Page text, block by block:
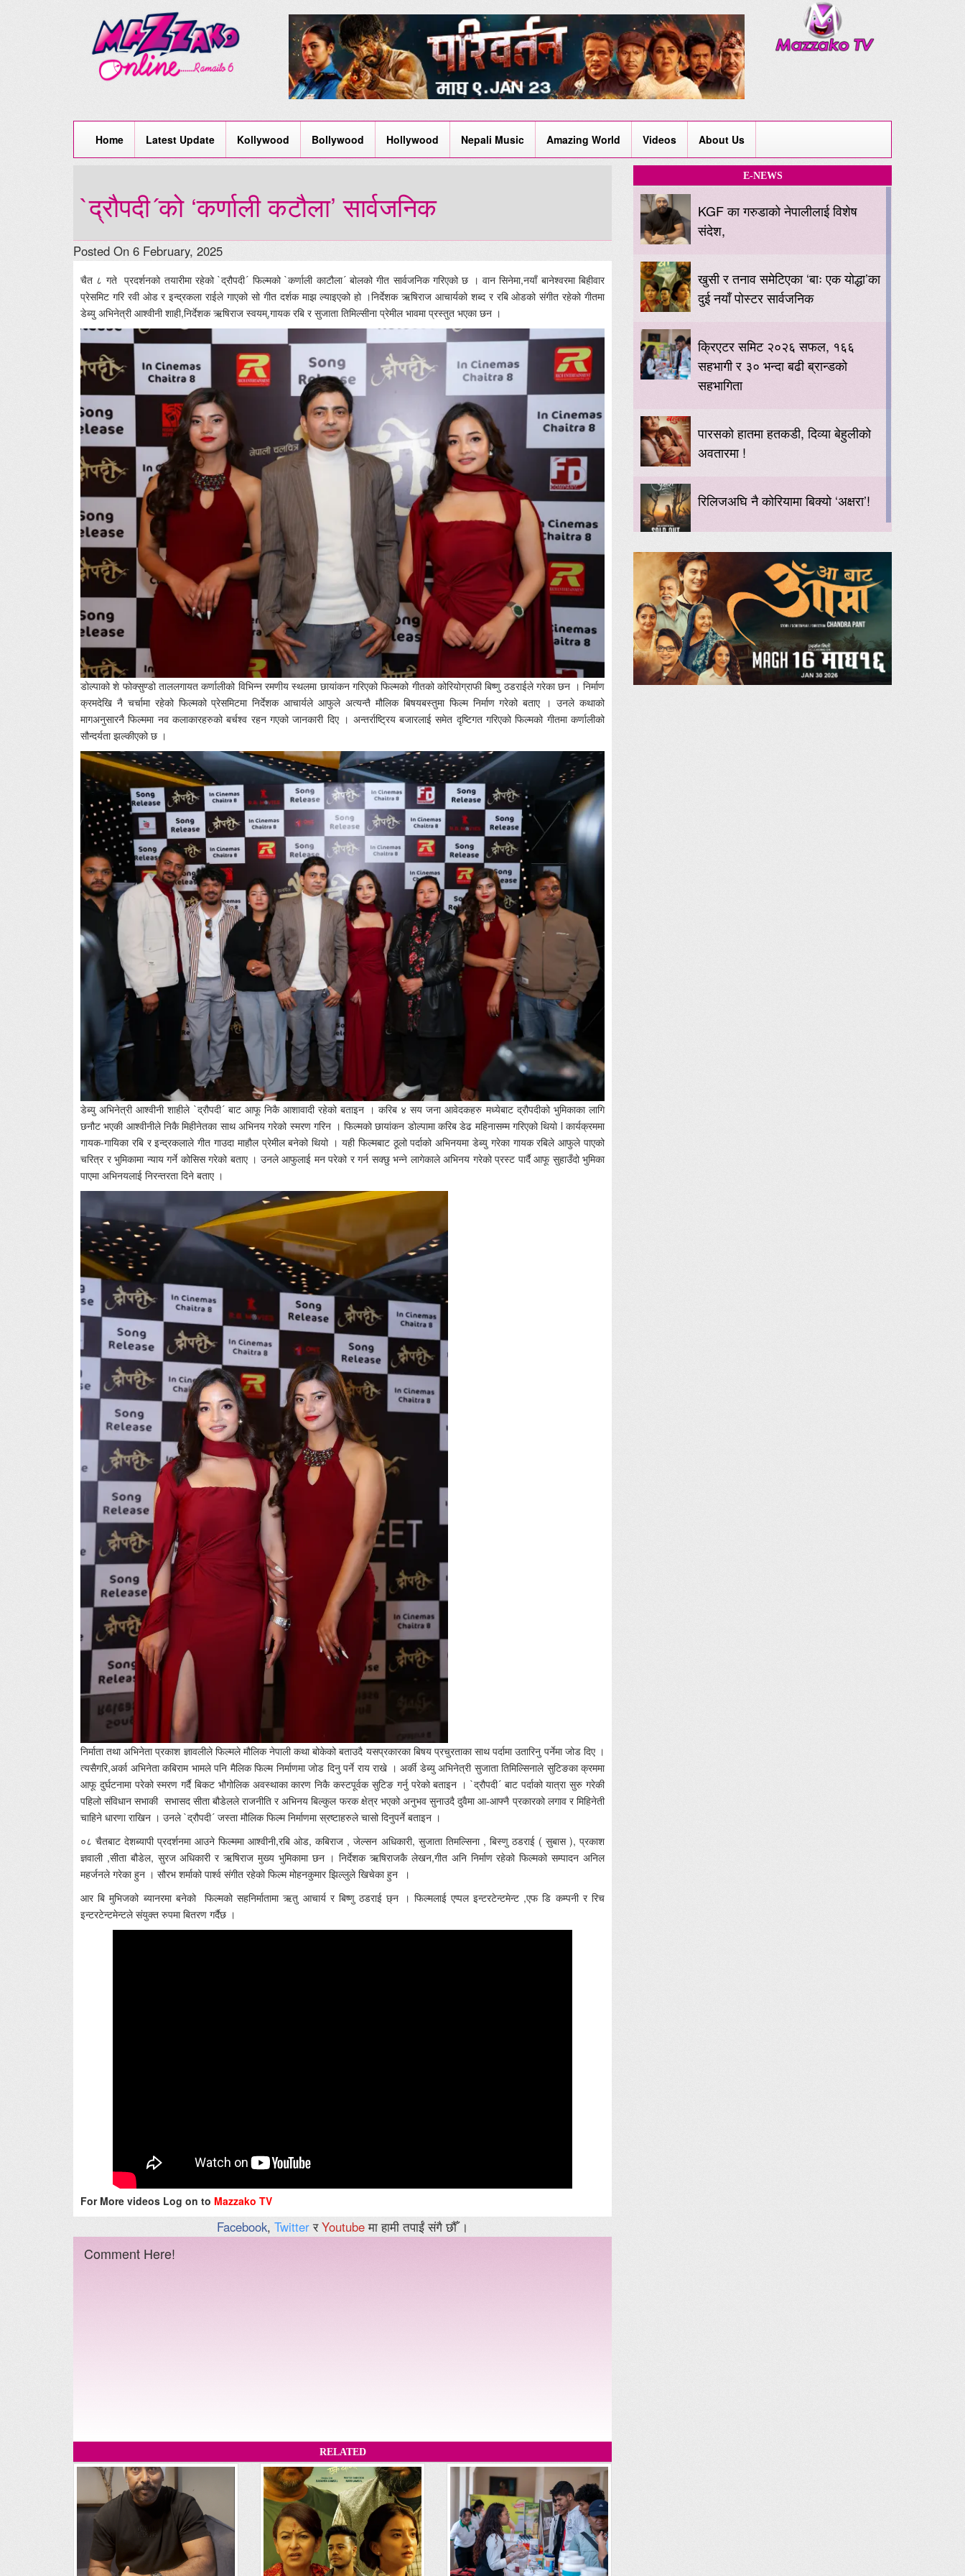
Home Latest Update Kollywood Bollywood Hollywood Nepali Music Amazing World Videos About Us
`द्रौपदी´को ‘कर्णाली कटौला’ सार्वजनिक
Posted On 6 February, 2025
चैत ८ गते प्रदर्शनको तयारीमा रहेको `द्रौपदी´ फिल्मको `कर्णाली काटौला´ बोलको गीत सार्वजनिक गरिएको छ । वान सिनेमा,नयाँ बानेश्वरमा बिहीवार
प्रेसमिट गरि रवी ओड र इन्द्रकला राईले गाएको सो गीत दर्शक माझ ल्याइएको हो ।निर्देशक ऋषिराज आचार्यको शब्द र रबि ओडको संगीत रहेको गीतमा
डेब्यु अभिनेत्री आश्वीनी शाही,निर्देशक ऋषिराज स्वयम्,गायक रबि र सुजाता तिमिल्सीना प्रेमील भावमा प्रस्तुत भएका छन ।
डोल्पाको शे फोक्सुण्डो ताललगायत कर्णालीको विभिन्न रमणीय स्थलमा छायांकन गरिएको फिल्मको गीतको कोरियोग्राफी बिष्णु ठडराईले गरेका छन । निर्माण
क्रमदेखि नै चर्चामा रहेको फिल्मको प्रेसमिटमा निर्देशक आचार्यले आफुले अत्यन्तै मौलिक बिषयबस्तुमा फिल्म निर्माण गरेको बताए । उनले कथाको
मागअनुसारनै फिल्ममा नव कलाकारहरुको बर्चश्व रहन गएको जानकारी दिए । अन्तर्राष्ट्रिय बजारलाई समेत दृष्टिगत गरिएको फिल्मको गीतमा कर्णालीको
सौन्दर्यता झल्कीएको छ ।
डेब्यु अभिनेत्री आश्वीनी शाहीले `द्रौपदी´ बाट आफू निकै आशावादी रहेको बताइन । करिब ४ सय जना आवेदकहरु मध्येबाट द्रौपदीको भुमिकाका लागि
छनौट भएकी आश्वीनीले निकै मिहीनेतका साथ अभिनय गरेको स्मरण गरिन । फिल्मको छायांकन डोल्पामा करिब डेढ महिनासम्म गरिएको थियो l कार्यक्रममा
गायक-गायिका रबि र इन्द्रकलाले गीत गाउदा माहौल प्रेमील बनेको थियो । यही फिल्मबाट ठूलो पर्दाको अभिनयमा डेब्यु गरेका गायक रबिले आफुले पाएको
चरित्र र भुमिकामा न्याय गर्ने कोसिस गरेको बताए । उनले आफुलाई मन परेको र गर्न सक्छु भन्ने लागेकाले अभिनय गरेको प्रस्ट पार्दै आफू सुहाउँदो भुमिका
पाएमा अभिनयलाई निरन्तरता दिने बताए ।
निर्माता तथा अभिनेता प्रकाश ज्ञावलीले फिल्मले मौलिक नेपाली कथा बोकेको बताउदै यसप्रकारका बिषय प्रचुरताका साथ पर्दामा उतारिनु पर्नेमा जोड दिए ।
त्यसैगरि,अर्का अभिनेता कबिराम भामले पनि मैलिक फिल्म निर्माणमा जोड दिनु पर्ने राय राखे । अर्की डेब्यु अभिनेत्री सुजाता तिमिल्सिनाले सुटिङका क्रममा
आफू दुर्घटनामा परेको स्मरण गर्दै बिकट भौगोलिक अवस्थाका कारण निकै कस्टपूर्वक सुटिङ गर्नु परेको बताइन । `द्रौपदी´ बाट पर्दाको यात्रा सुरु गरेकी
पहिलो संविधान सभाकी सभासद सीता बौडेलले राजनीति र अभिनय बिल्कुल फरक क्षेत्र भएको अनुभव सुनाउदै दुवैमा आ-आफ्नै प्रकारको लगाव र मिहिनेती
चाहिने धारणा राखिन । उनले `द्रौपदी´ जस्ता मौलिक फिल्म निर्माणमा स्रष्टाहरुले चासो दिनुपर्ने बताइन ।
०८ चैतबाट देशब्यापी प्रदर्शनमा आउने फिल्ममा आश्वीनी,रबि ओड, कबिराज , जेल्सन अधिकारी, सुजाता तिमल्सिना , बिस्णु ठडराई ( सुबास ), प्रकाश
ज्ञवाली ,सीता बौडेल, सुरज अधिकारी र ऋषिराज मुख्य भुमिकामा छन । निर्देशक ऋषिराजकै लेखन,गीत अनि निर्माण रहेको फिल्मको सम्पादन अनिल
महर्जनले गरेका हुन । सौरभ शर्माको पार्श्व संगीत रहेको फिल्म मोहनकुमार झिल्लुले खिचेका हुन ।
आर बि मुभिजको ब्यानरमा बनेको फिल्मको सहनिर्मातामा ऋतु आचार्य र बिष्णु ठडराई छ्न । फिल्मलाई एप्पल इन्टरटेन्टमेन्ट ,एफ डि कम्पनी र रिच
इन्टरटेन्टमेन्टले संयुक्त रुपमा बितरण गर्दैछ ।
For More videos Log on to Mazzako TV
Facebook, TwitterरYoutubeमा हामी तपाईं संगै छौँ ।
Comment Here!
RELATED
E-NEWS
KGF का गरुडाको नेपालीलाई विशेष
संदेश,
खुसी र तनाव समेटिएका ‘बाः एक योद्धा’का
दुई नयाँ पोस्टर सार्वजनिक
क्रिएटर समिट २०२६ सफल, १६६
सहभागी र ३० भन्दा बढी ब्रान्डको
सहभागिता
पारसको हातमा हतकडी, दिव्या बेहुलीको
अवतारमा !
रिलिजअघि नै कोरियामा बिक्यो ‘अक्षरा’!